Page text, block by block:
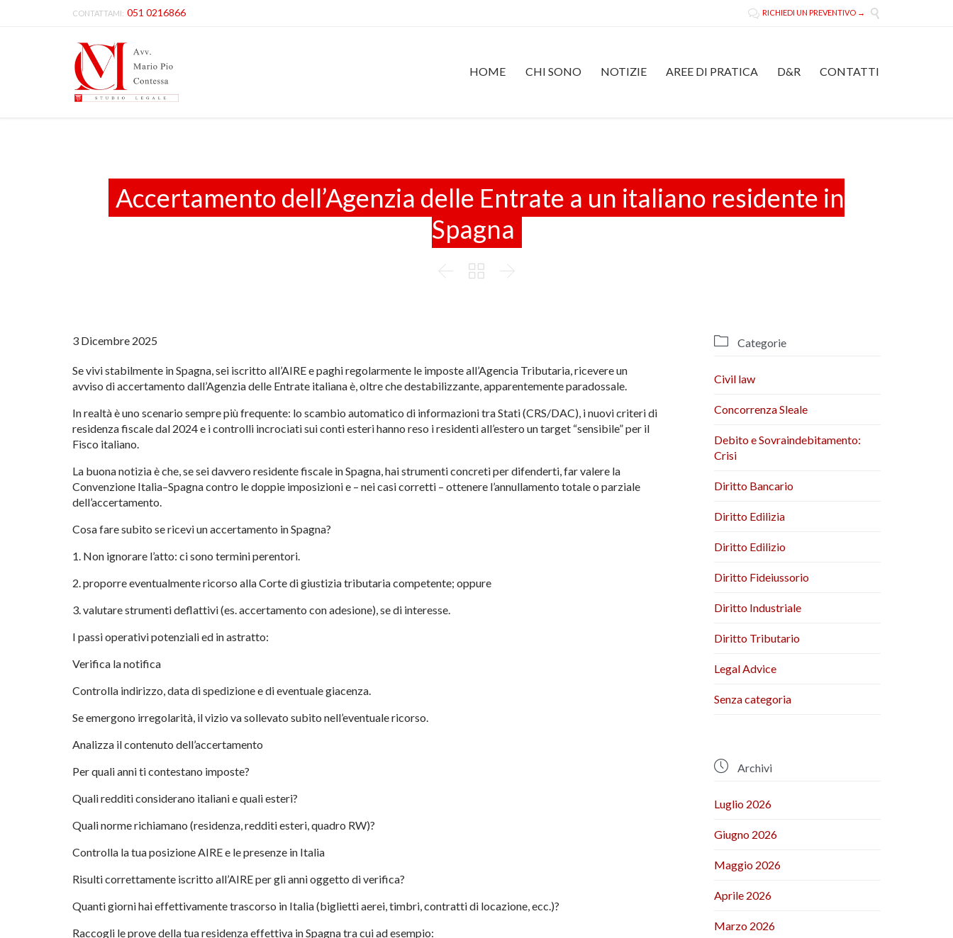
CONTATTAMI: 051 0216866  RICHIEDI UN PREVENTIVO → 
HOME CHI SONO NOTIZIE AREE DI PRATICA D&R CONTATTI
Accertamento dell’Agenzia delle Entrate a un italiano residente in
Spagna
  
3 Dicembre 2025
Se vivi stabilmente in Spagna, sei iscritto all’AIRE e paghi regolarmente le imposte all’Agencia Tributaria, ricevere un
avviso di accertamento dall’Agenzia delle Entrate italiana è, oltre che destabilizzante, apparentemente paradossale.
In realtà è uno scenario sempre più frequente: lo scambio automatico di informazioni tra Stati (CRS/DAC), i nuovi criteri di
residenza fiscale dal 2024 e i controlli incrociati sui conti esteri hanno reso i residenti all’estero un target “sensibile” per il
Fisco italiano.
La buona notizia è che, se sei davvero residente fiscale in Spagna, hai strumenti concreti per difenderti, far valere la
Convenzione Italia–Spagna contro le doppie imposizioni e – nei casi corretti – ottenere l’annullamento totale o parziale
dell’accertamento.
Cosa fare subito se ricevi un accertamento in Spagna?
1. Non ignorare l’atto: ci sono termini perentori.
2. proporre eventualmente ricorso alla Corte di giustizia tributaria competente; oppure
3. valutare strumenti deflattivi (es. accertamento con adesione), se di interesse.
I passi operativi potenziali ed in astratto:
Verifica la notifica
Controlla indirizzo, data di spedizione e di eventuale giacenza.
Se emergono irregolarità, il vizio va sollevato subito nell’eventuale ricorso.
Analizza il contenuto dell’accertamento
Per quali anni ti contestano imposte?
Quali redditi considerano italiani e quali esteri?
Quali norme richiamano (residenza, redditi esteri, quadro RW)?
Controlla la tua posizione AIRE e le presenze in Italia
Risulti correttamente iscritto all’AIRE per gli anni oggetto di verifica?
Quanti giorni hai effettivamente trascorso in Italia (biglietti aerei, timbri, contratti di locazione, ecc.)?
Raccogli le prove della tua residenza effettiva in Spagna tra cui ad esempio:
 Categorie
Civil law
Concorrenza Sleale
Debito e Sovraindebitamento:
Crisi
Diritto Bancario
Diritto Edilizia
Diritto Edilizio
Diritto Fideiussorio
Diritto Industriale
Diritto Tributario
Legal Advice
Senza categoria
 Archivi
Luglio 2026
Giugno 2026
Maggio 2026
Aprile 2026
Marzo 2026